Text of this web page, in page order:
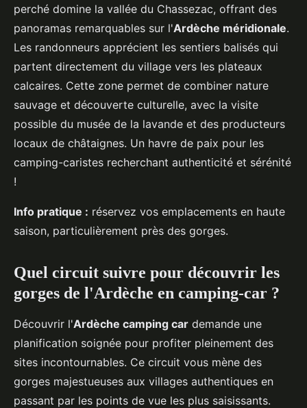
perché domine la vallée du Chassezac, offrant des
panoramas remarquables sur l'Ardèche méridionale.
Les randonneurs apprécient les sentiers balisés qui
partent directement du village vers les plateaux
calcaires. Cette zone permet de combiner nature
sauvage et découverte culturelle, avec la visite
possible du musée de la lavande et des producteurs
locaux de châtaignes. Un havre de paix pour les
camping-caristes recherchant authenticité et sérénité
!
Info pratique : réservez vos emplacements en haute
saison, particulièrement près des gorges.
Quel circuit suivre pour découvrir les
gorges de l'Ardèche en camping-car ?
Découvrir l'Ardèche camping car demande une
planification soignée pour profiter pleinement des
sites incontournables. Ce circuit vous mène des
gorges majestueuses aux villages authentiques en
passant par les points de vue les plus saisissants.